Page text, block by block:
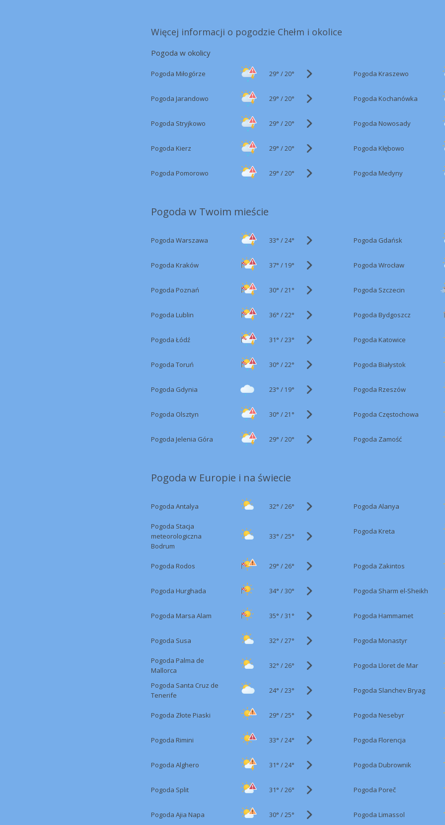
Więcej informacji o pogodzie Chełm i okolice
Pogoda w okolicy
Pogoda Miłogórze 29° /20° Pogoda Kraszewo
Pogoda Jarandowo 29° /20° Pogoda Kochanówka
Pogoda Stryjkowo 29° /20° Pogoda Nowosady
Pogoda Kierz 29° /20° Pogoda Kłębowo
Pogoda Pomorowo 29° /20° Pogoda Medyny
Pogoda w Twoim mieście
Pogoda Warszawa 33° /24° Pogoda Gdańsk
Pogoda Kraków 37° / 19° Pogoda Wrocław
Pogoda Poznań 30° /21° Pogoda Szczecin
Pogoda Lublin 36° /22° Pogoda Bydgoszcz
Pogoda Łódź 31° /23° Pogoda Katowice
Pogoda Toruń 30° /22° Pogoda Białystok
Pogoda Gdynia 23° / 19° Pogoda Rzeszów
Pogoda Olsztyn 30° /21° Pogoda Częstochowa
Pogoda Jelenia Góra 29° /20° Pogoda Zamość
Pogoda w Europie i na świecie
Pogoda Antalya 32° /26° Pogoda Alanya
Pogoda Stacja
meteorologiczna
Bodrum
33° /25°
Pogoda Kreta
Pogoda Rodos 29° /26° Pogoda Zakintos
Pogoda Hurghada 34° /30° Pogoda Sharm el-Sheikh
Pogoda Marsa Alam 35° /31° Pogoda Hammamet
Pogoda Susa 32° /27° Pogoda Monastyr
Pogoda Palma de
Mallorca
32° /26° Pogoda Lloret de Mar
Pogoda Santa Cruz de
Tenerife
24° /23° Pogoda Slanchev Bryag
Pogoda Złote Piaski 29° /25° Pogoda Nesebyr
Pogoda Rimini 33° /24° Pogoda Florencja
Pogoda Alghero 31° /24° Pogoda Dubrownik
Pogoda Split 31° /26° Pogoda Poreč
Pogoda Ajia Napa 30° /25° Pogoda Limassol